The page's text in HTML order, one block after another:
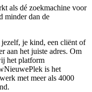
als dé zoekmachine voor
minder dan de
jezelf, je kind, een cliënt of
aan het juiste adres. Om
het platform
is het
met meer als 4000